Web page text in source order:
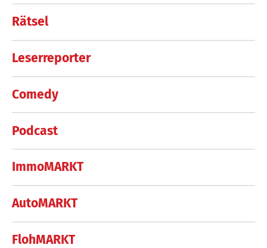
Rätsel
Leserreporter
Comedy
Podcast
ImmoMARKT
AutoMARKT
FlohMARKT